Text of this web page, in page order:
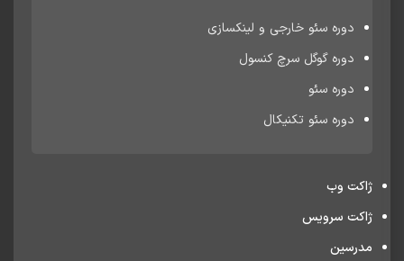
دوره سئو خارجی و لینکسازی
دوره گوگل سرچ کنسول
دوره سئو
دوره سئو تکنیکال
ژاکت وب
ژاکت سرویس
مدرسین